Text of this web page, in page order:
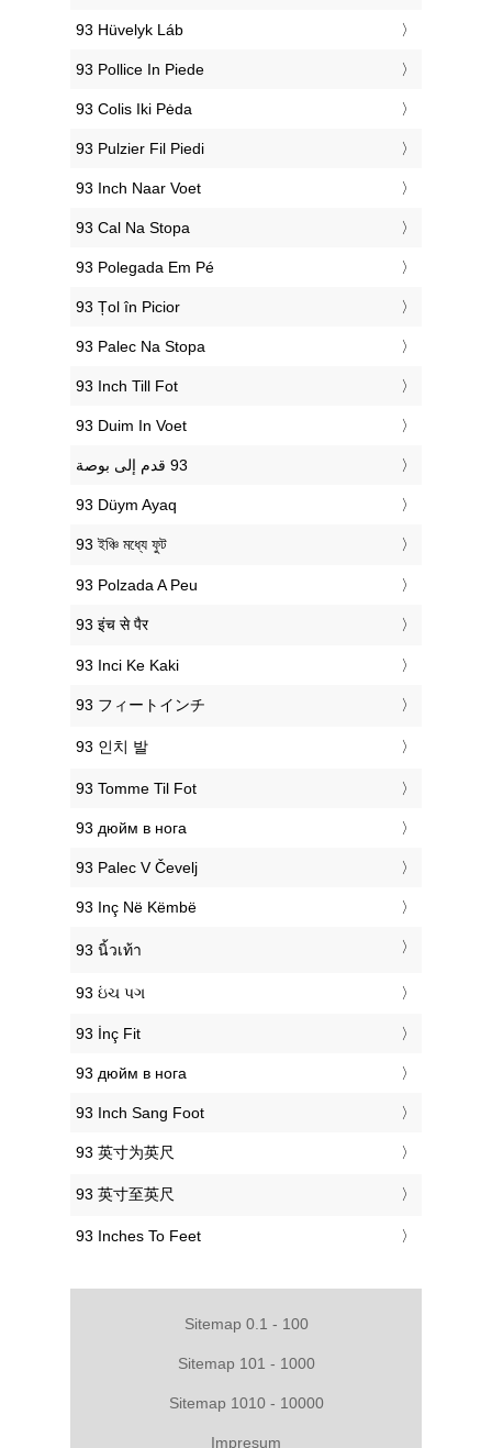
‎93 Hüvelyk Láb
‎93 Pollice In Piede
‎93 Colis Iki Pėda
‎93 Pulzier Fil Piedi
‎93 Inch Naar Voet
‎93 Cal Na Stopa
‎93 Polegada Em Pé
‎93 Țol în Picior
‎93 Palec Na Stopa
‎93 Inch Till Fot
‎93 Duim In Voet
‎93 Düym Ayaq
‎93 ইঞ্চি মধ্যে ফুট
‎93 Polzada A Peu
‎93 इंच से पैर
‎93 Inci Ke Kaki
‎93 フィートインチ
‎93 인치 발
‎93 Tomme Til Fot
‎93 дюйм в нога
‎93 Palec V Čevelj
‎93 Inç Në Këmbë
‎93 นิ้วเท้า
‎93 ઇંચ પગ
‎93 İnç Fit
‎93 дюйм в нога
‎93 Inch Sang Foot
‎93 英寸为英尺
‎93 英寸至英尺
‎93 Inches To Feet
Sitemap 0.1 - 100
Sitemap 101 - 1000
Sitemap 1010 - 10000
Impresum